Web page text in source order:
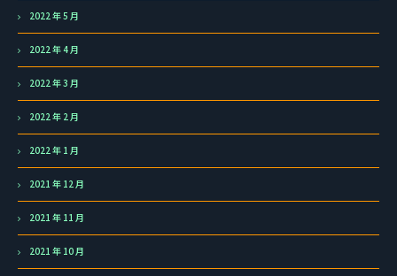
2022 年 5 月
2022 年 4 月
2022 年 3 月
2022 年 2 月
2022 年 1 月
2021 年 12 月
2021 年 11 月
2021 年 10 月